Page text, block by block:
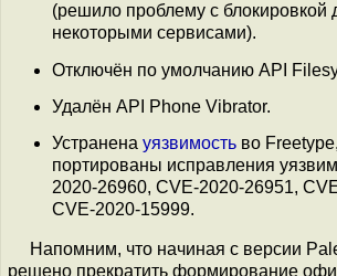
(решило проблему с блокировкой
некоторыми сервисами).
Отключён по умолчанию API
Удалён API Phone Vibrator.
Устранена уязвимость во
портированы исправления
2020-26960, CVE-2020-26951,
CVE-2020-15999.
Напомним, что начиная с версии
решено прекратить формирование